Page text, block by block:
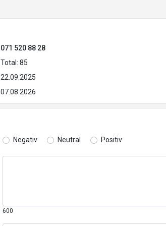
071 520 88 28
Total: 85
22.09.2025
07.08.2026
Negativ Neutral Positiv
600